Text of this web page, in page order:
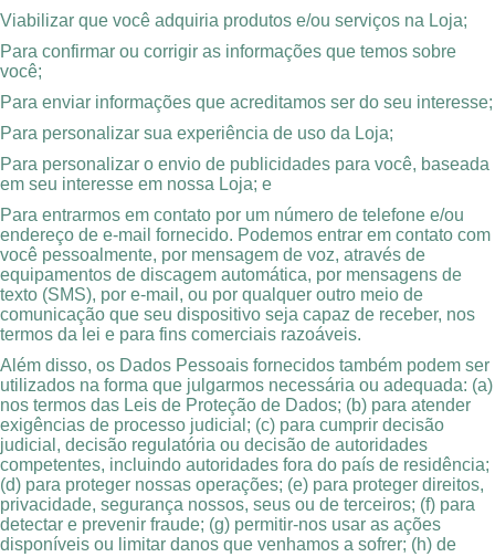
Viabilizar que você adquiria produtos e/ou serviços na Loja;
Para confirmar ou corrigir as informações que temos sobre
você;
Para enviar informações que acreditamos ser do seu interesse;
Para personalizar sua experiência de uso da Loja;
Para personalizar o envio de publicidades para você, baseada
em seu interesse em nossa Loja; e
Para entrarmos em contato por um número de telefone e/ou
endereço de e-mail fornecido. Podemos entrar em contato com
você pessoalmente, por mensagem de voz, através de
equipamentos de discagem automática, por mensagens de
texto (SMS), por e-mail, ou por qualquer outro meio de
comunicação que seu dispositivo seja capaz de receber, nos
termos da lei e para fins comerciais razoáveis.
Além disso, os Dados Pessoais fornecidos também podem ser
utilizados na forma que julgarmos necessária ou adequada: (a)
nos termos das Leis de Proteção de Dados; (b) para atender
exigências de processo judicial; (c) para cumprir decisão
judicial, decisão regulatória ou decisão de autoridades
competentes, incluindo autoridades fora do país de residência;
(d) para proteger nossas operações; (e) para proteger direitos,
privacidade, segurança nossos, seus ou de terceiros; (f) para
detectar e prevenir fraude; (g) permitir-nos usar as ações
disponíveis ou limitar danos que venhamos a sofrer; (h) de